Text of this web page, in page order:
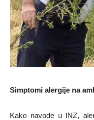
Simptomi alergije na
Kako navode u INZ,